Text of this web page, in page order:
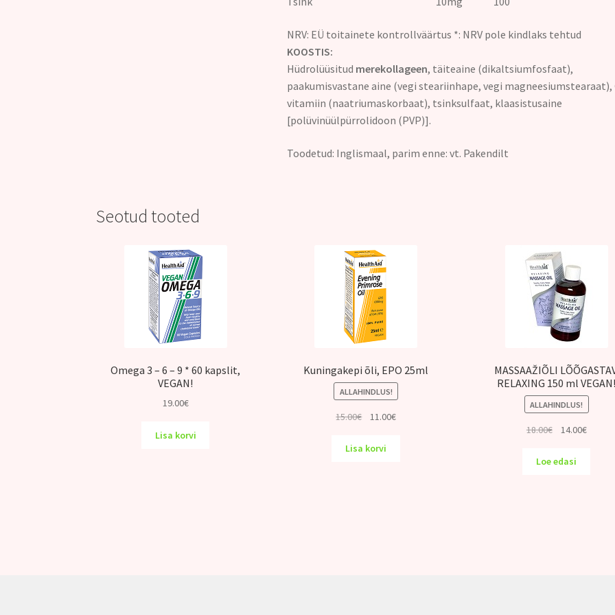
NRV: EÜ toitainete kontrollväärtus *: NRV pole kindlaks tehtud
KOOSTIS:
Hüdrolüüsitud merekollageen, täiteaine (dikaltsiumfosfaat),
paakumisvastane aine (vegi steariinhape, vegi magneesiumstearaat),
vitamiin (naatriumaskorbaat), tsinksulfaat, klaasistusaine
[polüvinüülpürrolidoon (PVP)].
Toodetud: Inglismaal, parim enne: vt. Pakendilt
Seotud tooted
Omega 3 – 6 – 9 * 60 kapslit,
VEGAN!
19.00€
Lisa korvi
Kuningakepi õli, EPO 25ml
ALLAHINDLUS!
15.00€
Algne
oli:
11.00€Praegune
Lisa korvi
MASSAAŽIÕLI
RELAXING 150 ml
ALLAHINDLUS!
18.00€
Algne
oli:
14.00€
Loe edasi